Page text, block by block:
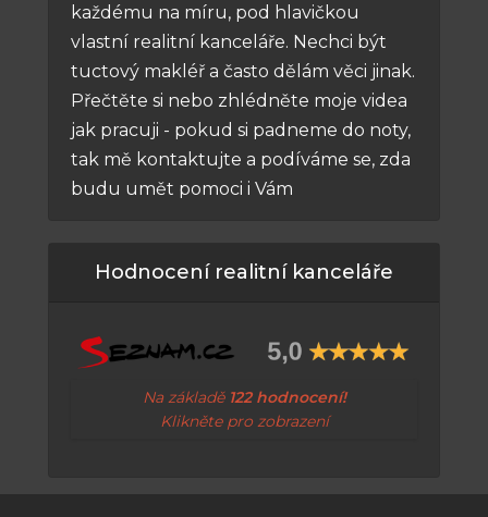
každému na míru, pod hlavičkou
vlastní realitní kanceláře. Nechci být
tuctový makléř a často dělám věci jinak.
Přečtěte si nebo zhlédněte moje videa
jak pracuji - pokud si padneme do noty,
tak mě kontaktujte a podíváme se, zda
budu umět pomoci i Vám
Hodnocení realitní kanceláře
Na základě 122 hodnocení!
Klikněte pro zobrazení